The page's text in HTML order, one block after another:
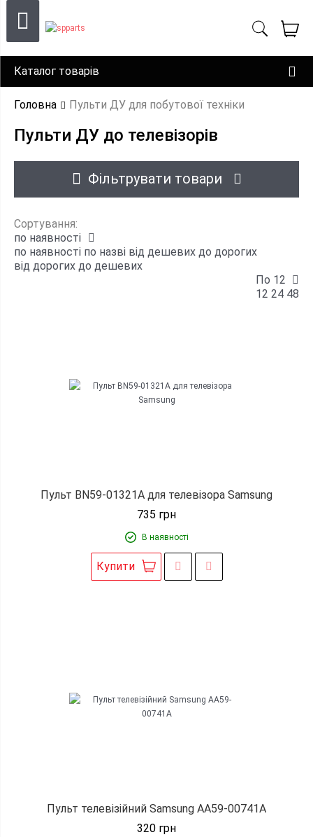
Каталог товарів
Головна Пульти ДУ для побутової техніки
Пульти ДУ до телевізорів
Фільтрувати товари
Сортування:
по наявності
по наявності по назві від дешевих до дорогих
від дорогих до дешевих
По 12
12 24 48
Пульт BN59-01321A для телевізора Samsung
735 грн
В наявності
Купити
Пульт телевізійний Samsung AA59-00741A
320 грн